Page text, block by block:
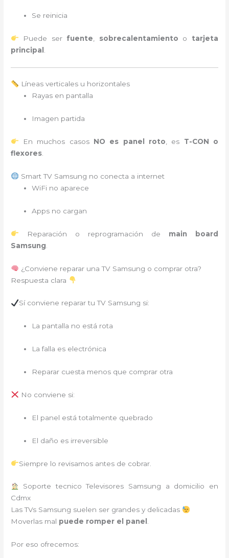
Se reinicia
Puede ser fuente sobrecalentamiento o tarjeta
principal
Líneas verticales u horizontales
Rayas en pantalla
Imagen partida
En muchos casos NO es panel roto , es T-CON o
flexores
Smart TV Samsung no conecta a internet
WiFi no aparece
Apps no cargan
Reparación o reprogramación de main board
Samsung
¿Conviene reparar una TV Samsung o comprar otra?
Respuesta clara
Sí conviene reparar tu TV Samsung si:
La pantalla no está rota
La falla es electrónica
Reparar cuesta menos que comprar otra
No conviene si:
El panel está totalmente quebrado
El daño es irreversible
Siempre lo revisamos antes de cobrar.
Soporte tecnico Televisores Samsung a domicilio en
Cdmx
Las TVs Samsung suelen ser grandes y delicadas
Moverlas mal puede romper el panel .
Por eso ofrecemos: